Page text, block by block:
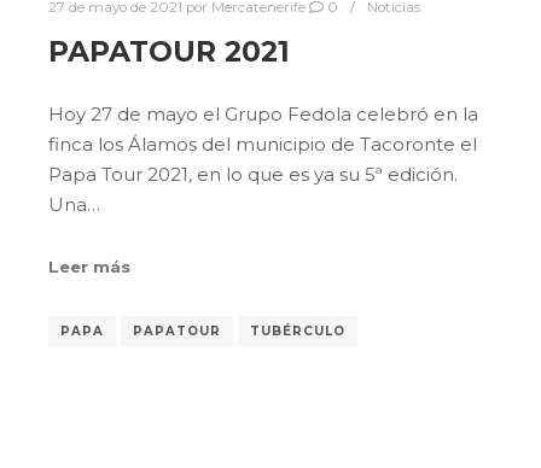
27 de mayo de 2021 por Mercatenerife 0 Noticias
PAPATOUR 2021
Hoy 27 de mayo el Grupo Fedola celebró en la
finca los Álamos del municipio de Tacoronte el
Papa Tour 2021, en lo que es ya su 5ª edición.
Una…
Leer más
PAPA PAPATOUR TUBÉRCULO